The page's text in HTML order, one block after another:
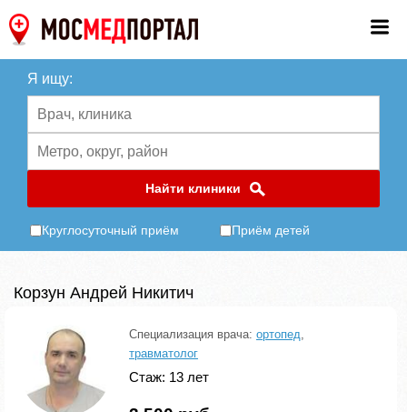
Я ищу:
Найти клиники
Круглосуточный приём Приём детей
Корзун Андрей Никитич
Специализация врача: ортопед,
травматолог
Стаж: 13 лет